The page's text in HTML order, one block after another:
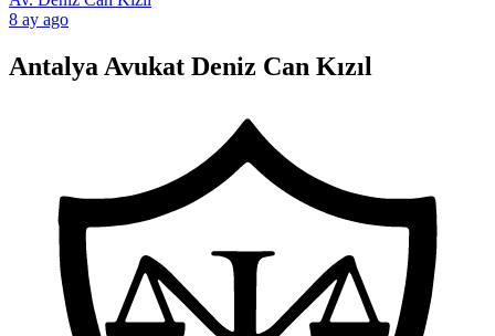
8 ay ago
Antalya Avukat Deniz Can Kızıl